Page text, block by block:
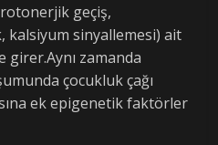
geçiş,
kalsiyum sinyallemesi) ait
zamanda
çocukluk çağı
ek epigenetik faktörler